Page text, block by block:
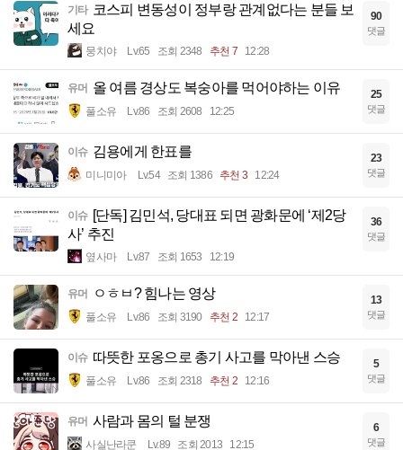
기타 코스피 변동성이 정부랑 관계없다는 분들 보
세요
뭉치야 Lv.65 조회 2348 추천 7 12:28
90
댓글
유머 올 여름 경상도 복숭아를 먹어야하는 이유
풀소유 Lv.86 조회 2608 12:25
25
댓글
이슈 김용에게 한표를
미니미아 Lv.54 조회 1386 추천 3 12:24
23
댓글
이슈 [단독] 김민석, 당대표 되면 광화문에 ‘제2당
사’ 추진
옆사마 Lv.87 조회 1653 12:19
36
댓글
유머 ㅇㅎㅂ? 힘나는 영상
풀소유 Lv.86 조회 3190 추천 2 12:17
13
댓글
이슈 따뜻한 포옹으로 총기 사고를 막아낸 스승
풀소유 Lv.86 조회 2318 추천 2 12:16
5
댓글
유머 사람과 몸의 털 분쟁
사실난라쿤 Lv.89 조회 2013 12:15
6
댓글